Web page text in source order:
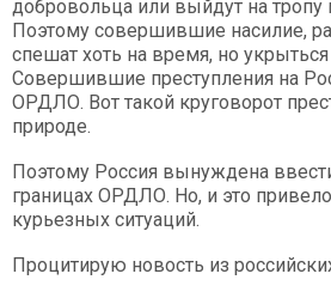
добровольца или выйдут на тропу
Поэтому совершившие насилие,
спешат хоть на время, но
Совершившие преступления на
ОРДЛО. Вот такой круговорот
природе.
Поэтому Россия вынуждена
границах ОРДЛО. Но, и это
курьезных ситуаций.
Процитирую новость из